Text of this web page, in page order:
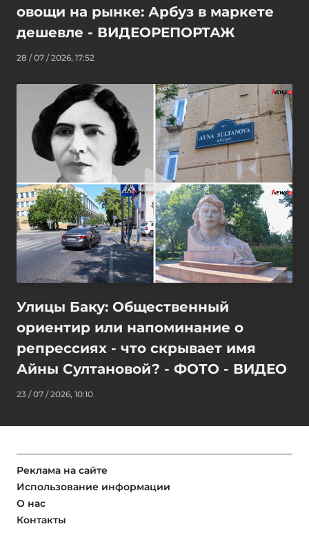
овощи на рынке: Арбуз в маркете
дешевле - ВИДЕОРЕПОРТАЖ
28 / 07 / 2026, 17:52
Улицы Баку: Общественный
ориентир или напоминание о
репрессиях - что скрывает имя
Айны Султановой? - ФОТО - ВИДЕО
23 / 07 / 2026, 10:10
Реклама на сайте
Использование информации
О нас
Контакты